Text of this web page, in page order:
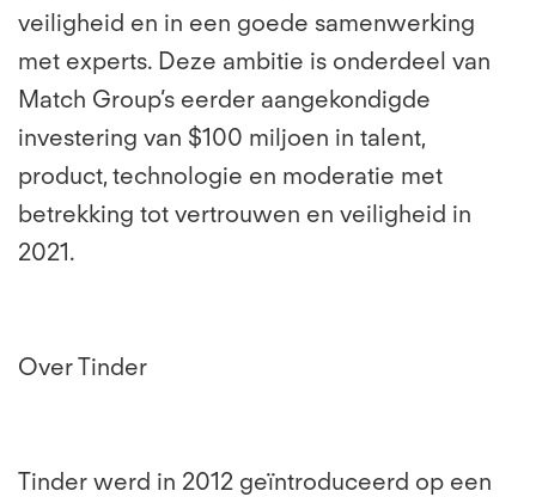
veiligheid en in een goede samenwerking
met experts. Deze ambitie is onderdeel van
Match Group’s eerder aangekondigde
investering van $100 miljoen in talent,
product, technologie en moderatie met
betrekking tot vertrouwen en veiligheid in
2021.
Over Tinder
Tinder werd in 2012 geïntroduceerd op een